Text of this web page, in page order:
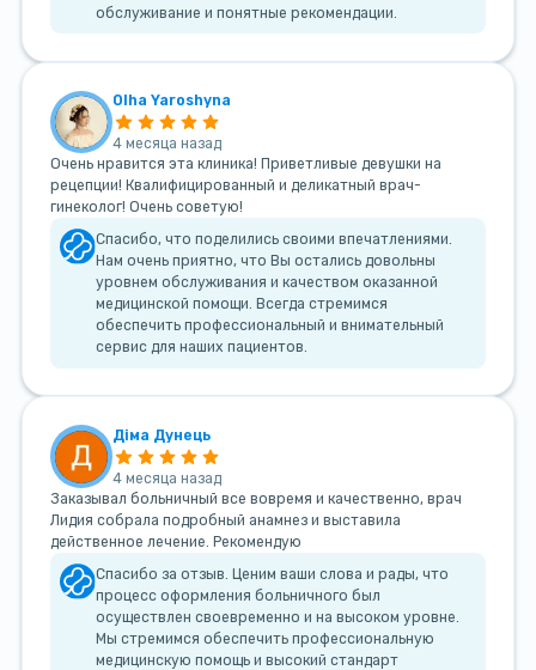
обслуживание и понятные рекомендации.
Olha Yaroshyna
4 месяца назад
Очень нравится эта клиника! Приветливые девушки на
рецепции! Квалифицированный и деликатный врач-
гинеколог! Очень советую!
Спасибо, что поделились своими впечатлениями.
Нам очень приятно, что Вы остались довольны
уровнем обслуживания и качеством оказанной
медицинской помощи. Всегда стремимся
обеспечить профессиональный и внимательный
сервис для наших пациентов.
Діма Дунець
4 месяца назад
Заказывал больничный все вовремя и качественно, врач
Лидия собрала подробный анамнез и выставила
действенное лечение. Рекомендую
Спасибо за отзыв. Ценим ваши слова и рады, что
процесс оформления больничного был
осуществлен своевременно и на высоком уровне.
Мы стремимся обеспечить профессиональную
медицинскую помощь и высокий стандарт